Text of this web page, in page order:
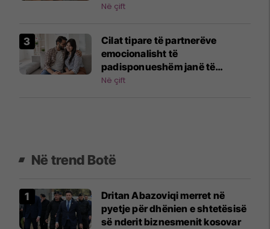
Në çift
Cilat tipare të partnerëve
emocionalisht të
padisponueshëm janë të
rëndësishme për t'u njohur në
Në çift
Në trend Botë
Dritan Abazoviqi merret në
pyetje për dhënien e shtetësisë
së nderit biznesmenit kosovar